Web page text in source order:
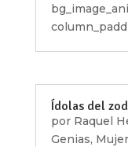
Ídolas del
por Raquel
Genias,